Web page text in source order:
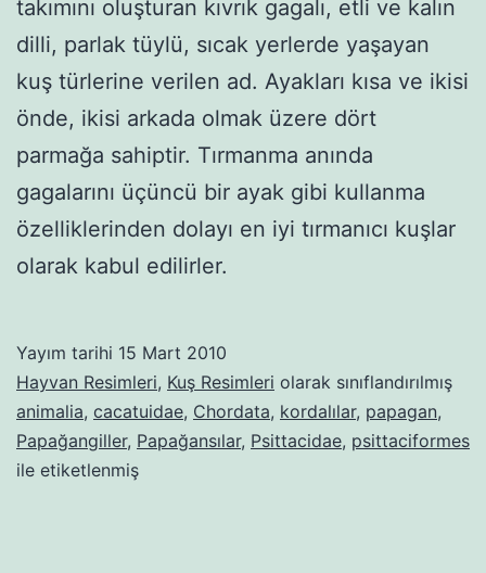
takımını oluşturan kıvrık gagalı, etli ve kalın
dilli, parlak tüylü, sıcak yerlerde yaşayan
kuş türlerine verilen ad. Ayakları kısa ve ikisi
önde, ikisi arkada olmak üzere dört
parmağa sahiptir. Tırmanma anında
gagalarını üçüncü bir ayak gibi kullanma
özelliklerinden dolayı en iyi tırmanıcı kuşlar
olarak kabul edilirler.
Yayım tarihi 15 Mart 2010
Hayvan Resimleri, Kuş Resimleri olarak sınıflandırılmış
animalia, cacatuidae, Chordata, kordalılar, papagan,
Papağangiller, Papağansılar, Psittacidae, psittaciformes
ile etiketlenmiş